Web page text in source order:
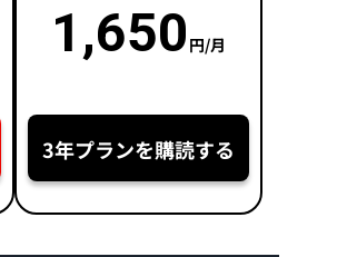
1,650 円/月
3年プランを購読する